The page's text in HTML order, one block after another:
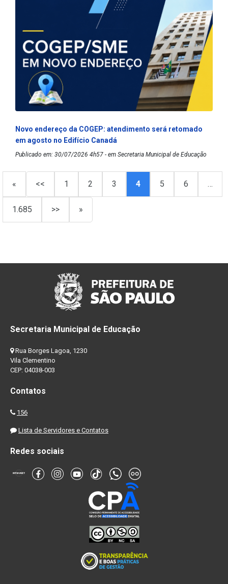
Novo endereço da COGEP: atendimento será retomado
em agosto no Edifício Canadá
Publicado em: 30/07/2026 4h57 - em Secretaria Municipal de Educação
« << 1 2 3 4 5 6 …
1.685 >> »
Secretaria Municipal de Educação
Rua Borges Lagoa, 1230
Vila Clementino
CEP: 04038-003
Contatos
156
Lista de Servidores e Contatos
Redes sociais